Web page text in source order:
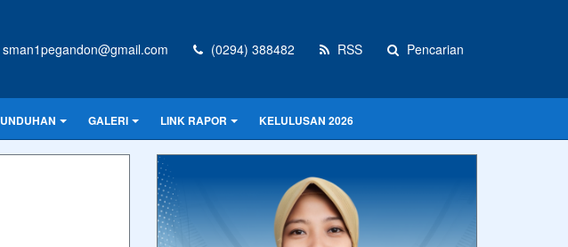
sman1pegandon@gmail.com (0294) 388482 RSS Pencarian
UNDUHAN GALERI LINK RAPOR KELULUSAN 2026